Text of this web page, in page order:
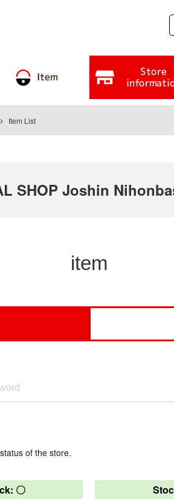
Item Store
Item List
SHOP Joshin
item
of the store.
〇